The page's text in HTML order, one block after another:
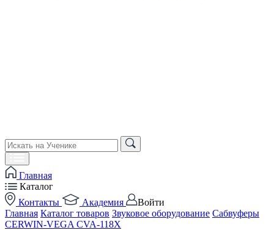
Главная
Каталог
Контакты
Академия
Войти
Главная Каталог товаров Звуковое оборудование Сабвуферы
CERWIN-VEGA CVA-118X